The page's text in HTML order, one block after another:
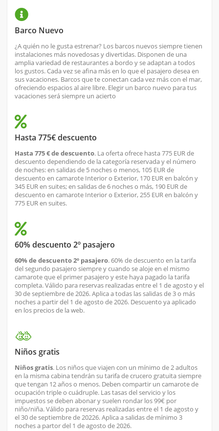
Barco Nuevo
¿A quién no le gusta estrenar? Los barcos nuevos siempre tienen
instalaciones más novedosas y divertidas. Disponen de una
amplia variedad de restaurantes a bordo y se adaptan a todos
los gustos. Cada vez se afina más en lo que el pasajero desea en
sus vacaciones. Barcos que te conectan cada vez más con el mar,
ofreciendo espacios al aire libre. Elegir un barco nuevo para tus
vacaciones será siempre un acierto
Hasta 775€ descuento
Hasta 775 € de descuento. La oferta ofrece hasta 775 EUR de
descuento dependiendo de la categoría reservada y el número
de noches: en salidas de 5 noches o menos, 105 EUR de
descuento en camarote Interior o Exterior, 170 EUR en balcón y
345 EUR en suites; en salidas de 6 noches o más, 190 EUR de
descuento en camarote Interior o Exterior, 255 EUR en balcón y
775 EUR en suites.
60% descuento 2º pasajero
60% de descuento 2º pasajero. 60% de descuento en la tarifa
del segundo pasajero siempre y cuando se aloje en el mismo
camarote que el primer pasajero y este haya pagado la tarifa
completa. Válido para reservas realizadas entre el 1 de agosto y el
30 de septiembre de 2026. Aplica a todas las salidas de 3 o más
noches a partir del 1 de agosto de 2026. Descuento ya aplicado
en los precios de la web.
Niños gratis
Niños gratis. Los niños que viajen con un mínimo de 2 adultos
en la misma cabina tendrán su tarifa de crucero gratuita siempre
que tengan 12 años o menos. Deben compartir un camarote de
ocupación triple o cuádruple. Las tasas del servicio y los
impuestos se deben abonar y suelen rondar los 99€ por
niño/niña. Válido para reservas realizadas entre el 1 de agosto y
el 30 de septiembre de 20226. Aplica a salidas de mínimo 3
noches a partor del 1 de agosto de 2026.